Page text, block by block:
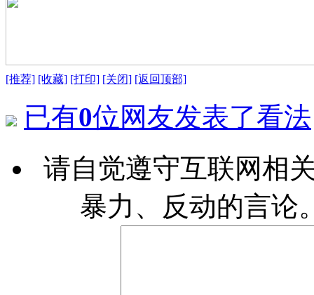
[推荐] [收藏] [打印] [关闭] [返回顶部]
已有0位网友发表了看法
请自觉遵守互联网相
暴力、反动的言论